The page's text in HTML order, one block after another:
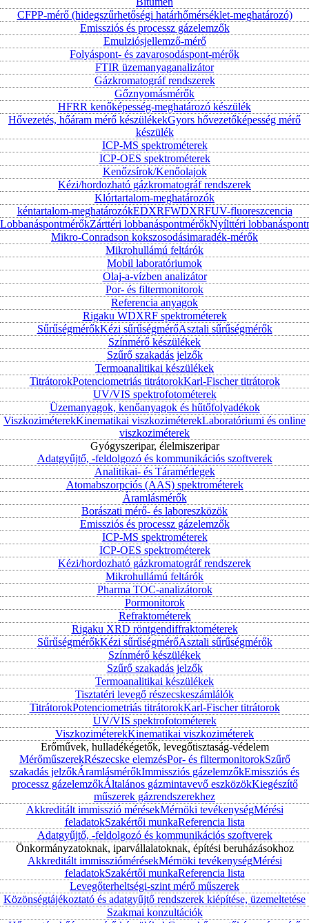
CFPP-mérő (hidegszűrhetőségi határhőmérséklet-meghatározó)
Emissziós és processz gázelemzők
Emulziósjellemző-mérő
Folyáspont- és zavarosodáspont-mérők
FTIR üzemanyaganalizátor
Gázkromatográf rendszerek
Gőznyomásmérők
HFRR kenőképesség-meghatározó készülék
Hővezetés, hőáram mérő készülékekGyors hővezetőképesség mérő
készülék
ICP-MS spektrométerek
ICP-OES spektrométerek
Kenőzsírok/Kenőolajok
Kézi/hordozható gázkromatográf rendszerek
Klórtartalom-meghatározók
kéntartalom-meghatározókEDXRFWDXRFUV-fluoreszcencia
LobbanáspontmérőkZárttéri lobbanáspontmérőkNyílttéri
Mikro-Conradson kokszosodásimaradék-mérők
Mikrohullámú feltárók
Mobil laboratóriumok
Olaj-a-vízben analizátor
Por- és filtermonitorok
Referencia anyagok
Rigaku WDXRF spektrométerek
SűrűségmérőkKézi sűrűségmérőAsztali sűrűségmérők
Színmérő készülékek
Szűrő szakadás jelzők
Termoanalitikai készülékek
TitrátorokPotenciometriás titrátorokKarl-Fischer titrátorok
UV/VIS spektrofotométerek
Üzemanyagok, kenőanyagok és hűtőfolyadékok
ViszkoziméterekKinematikai viszkoziméterekLaboratóriumi és online
viszkoziméterek
Gyógyszeripar, élelmiszeripar
Adatgyűjtő, -feldolgozó és kommunikációs szoftverek
Analitikai- és Táramérlegek
Atomabszorpciós (AAS) spektrométerek
Áramlásmérők
Borászati mérő- és laboreszközök
Emissziós és processz gázelemzők
ICP-MS spektrométerek
ICP-OES spektrométerek
Kézi/hordozható gázkromatográf rendszerek
Mikrohullámú feltárók
Pharma TOC-analizátorok
Pormonitorok
Refraktométerek
Rigaku XRD röntgendiffraktométerek
SűrűségmérőkKézi sűrűségmérőAsztali sűrűségmérők
Színmérő készülékek
Szűrő szakadás jelzők
Termoanalitikai készülékek
Tisztatéri levegő részecskeszámlálók
TitrátorokPotenciometriás titrátorokKarl-Fischer titrátorok
UV/VIS spektrofotométerek
ViszkoziméterekKinematikai viszkoziméterek
Erőművek, hulladékégetők, levegőtisztaság-védelem
MérőműszerekRészecske elemzésPor- és filtermonitorokSzűrő
szakadás jelzőkÁramlásmérőkImmissziós gázelemzőkEmissziós és
processz gázelemzőkÁltalános gázmintavevő eszközökKiegészítő
műszerek gázrendszerekhez
Akkreditált immisszió mérésekMérnöki tevékenységMérési
feladatokSzakértői munkaReferencia lista
Adatgyűjtő, -feldolgozó és kommunikációs szoftverek
Önkormányzatoknak, iparvállalatoknak, építési beruházásokhoz
Akkreditált immissziómérésekMérnöki tevékenységMérési
feladatokSzakértői munkaReferencia lista
Levegőterheltségi-szint mérő műszerek
Közönségtájékoztató és adatgyűjtő rendszerek kiépítése, üzemeltetése
Szakmai konzultációk